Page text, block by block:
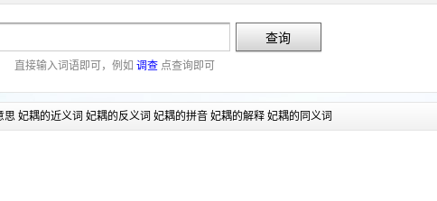
直接输入词语即可，例如 调查 点查询即可
妃耦的近义词 妃耦的反义词 妃耦的拼音 妃耦的解释 妃耦的同义词